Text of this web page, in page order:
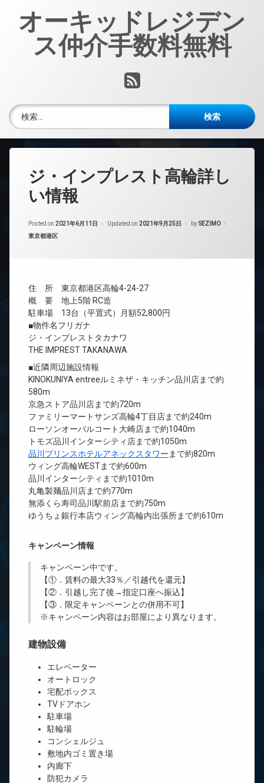
オーキッドレジデン
ス仲介手数料無料
RSS
検索:
ジ・インプレスト高輪詳し
い情報
Posted on 2021年6月11日 Updated on 2021年9月25日 bySEZIMO
カテゴリー:
東京都港区
住 所 東京都港区高輪4-24-27
概 要 地上5階 RC造
駐車場 13台（平置式）月額52,800円
■物件名フリガナ
ジ・インプレストタカナワ
THE IMPREST TAKANAWA
■近隣周辺施設情報
KINOKUNIYA entreeルミネザ・キッチン品川店まで約
580m
京急ストア品川店まで約720m
ファミリーマートサンズ高輪4丁目店まで約240m
ローソンオーバルコート大崎店まで約1040m
トモズ品川インターシティ店まで約1050m
品川プリンスホテルアネックスタワー まで約820m
ウィング高輪WESTまで約600m
品川インターシティまで約1010m
丸亀製麺品川店まで約770m
無添くら寿司品川駅前店まで約750m
ゆうちょ銀行本店ウィング高輪内出張所まで約610m
キャンペーン情報
キャンペーン中です。
【①．賃料の最大33％／引越代を還元】
【②．引越し完了後→指定口座へ振込】
【③．限定キャンペーンとの併用不可】
※キャンペーン内容はお部屋により異なります。
建物設備
エレベーター
オートロック
宅配ボックス
TVドアホン
駐車場
駐輪場
コンシェルジュ
敷地内ゴミ置き場
内廊下
防犯カメラ